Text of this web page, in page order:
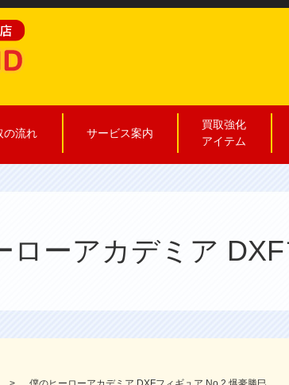
の流れ サービス案内
買取強化
アイテム
ローアカデミア